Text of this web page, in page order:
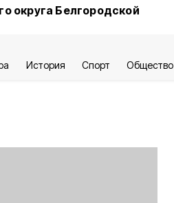
округа Белгородской
История Спорт Общество